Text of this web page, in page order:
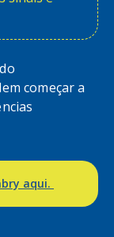
começar a
aqui.